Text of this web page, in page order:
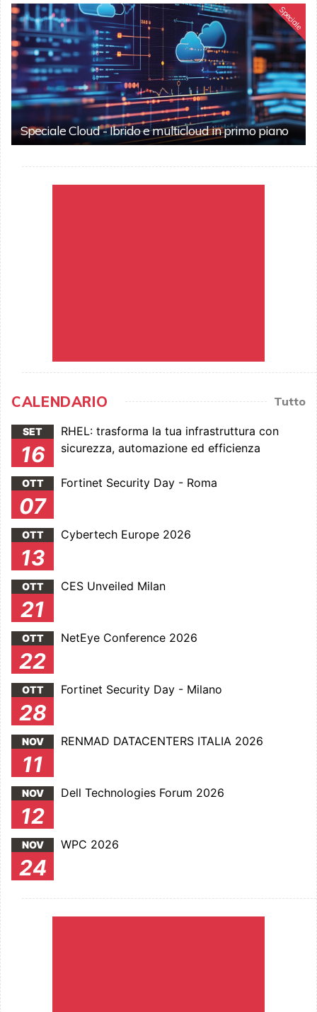
Speciale
Speciale Cloud - Ibrido e multicloud in primo piano
CALENDARIO Tutto
SET
16
RHEL: trasforma la tua infrastruttura con
sicurezza, automazione ed efficienza
OTT
07
Fortinet Security Day - Roma
OTT
13
Cybertech Europe 2026
OTT
21
CES Unveiled Milan
OTT
22
NetEye Conference 2026
OTT
28
Fortinet Security Day - Milano
NOV
11
RENMAD DATACENTERS ITALIA 2026
NOV
12
Dell Technologies Forum 2026
NOV
24
WPC 2026